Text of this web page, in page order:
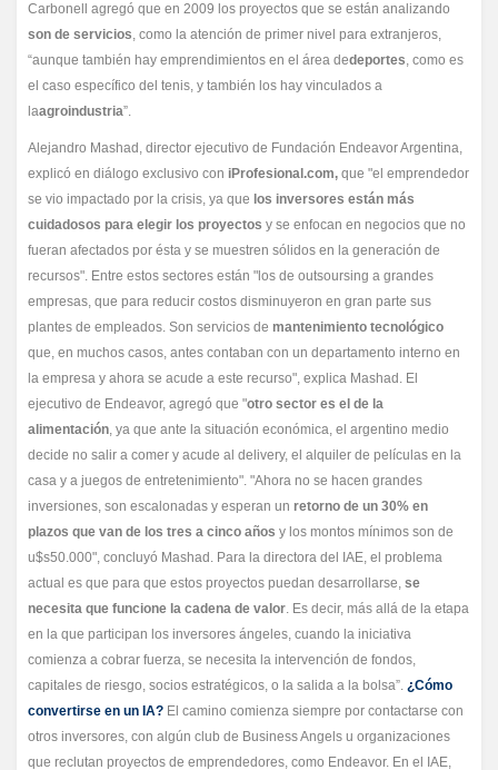
Carbonell agregó que en 2009 los proyectos que se están analizando
son de servicios, como la atención de primer nivel para extranjeros,
“aunque también hay emprendimientos en el área dedeportes, como es
el caso específico del tenis, y también los hay vinculados a
laagroindustria”.
Alejandro Mashad, director ejecutivo de Fundación Endeavor Argentina,
explicó en diálogo exclusivo con iProfesional.com, que "el emprendedor
se vio impactado por la crisis, ya que los inversores están más
cuidadosos para elegir los proyectos y se enfocan en negocios que no
fueran afectados por ésta y se muestren sólidos en la generación de
recursos". Entre estos sectores están "los de outsoursing a grandes
empresas, que para reducir costos disminuyeron en gran parte sus
plantes de empleados. Son servicios de mantenimiento tecnológico
que, en muchos casos, antes contaban con un departamento interno en
la empresa y ahora se acude a este recurso", explica Mashad. El
ejecutivo de Endeavor, agregó que "otro sector es el de la
alimentación, ya que ante la situación económica, el argentino medio
decide no salir a comer y acude al delivery, el alquiler de películas en la
casa y a juegos de entretenimiento". "Ahora no se hacen grandes
inversiones, son escalonadas y esperan un retorno de un 30% en
plazos que van de los tres a cinco años y los montos mínimos son de
u$s50.000", concluyó Mashad. Para la directora del IAE, el problema
actual es que para que estos proyectos puedan desarrollarse, se
necesita que funcione la cadena de valor. Es decir, más allá de la etapa
en la que participan los inversores ángeles, cuando la iniciativa
comienza a cobrar fuerza, se necesita la intervención de fondos,
capitales de riesgo, socios estratégicos, o la salida a la bolsa”. ¿Cómo
convertirse en un IA? El camino comienza siempre por contactarse con
otros inversores, con algún club de Business Angels u organizaciones
que reclutan proyectos de emprendedores, como Endeavor. En el IAE,